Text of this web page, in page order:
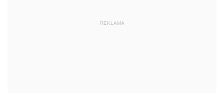
REKLAMA